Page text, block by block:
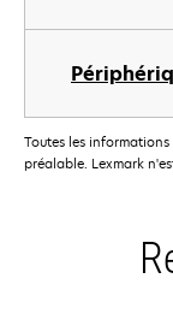
Toutes les
préalable. Lexmark